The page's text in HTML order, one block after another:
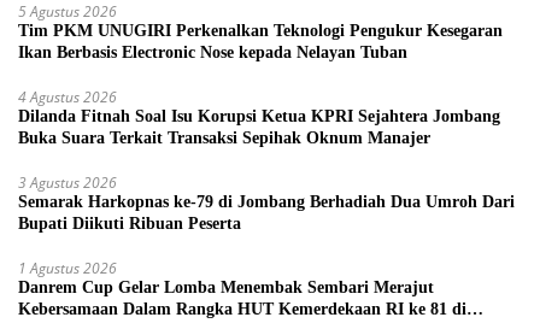
5 Agustus 2026
Tim PKM UNUGIRI Perkenalkan Teknologi Pengukur Kesegaran
Ikan Berbasis Electronic Nose kepada Nelayan Tuban
4 Agustus 2026
Dilanda Fitnah Soal Isu Korupsi Ketua KPRI Sejahtera Jombang
Buka Suara Terkait Transaksi Sepihak Oknum Manajer
3 Agustus 2026
Semarak Harkopnas ke-79 di Jombang Berhadiah Dua Umroh Dari
Bupati Diikuti Ribuan Peserta
1 Agustus 2026
Danrem Cup Gelar Lomba Menembak Sembari Merajut
Kebersamaan Dalam Rangka HUT Kemerdekaan RI ke 81 di